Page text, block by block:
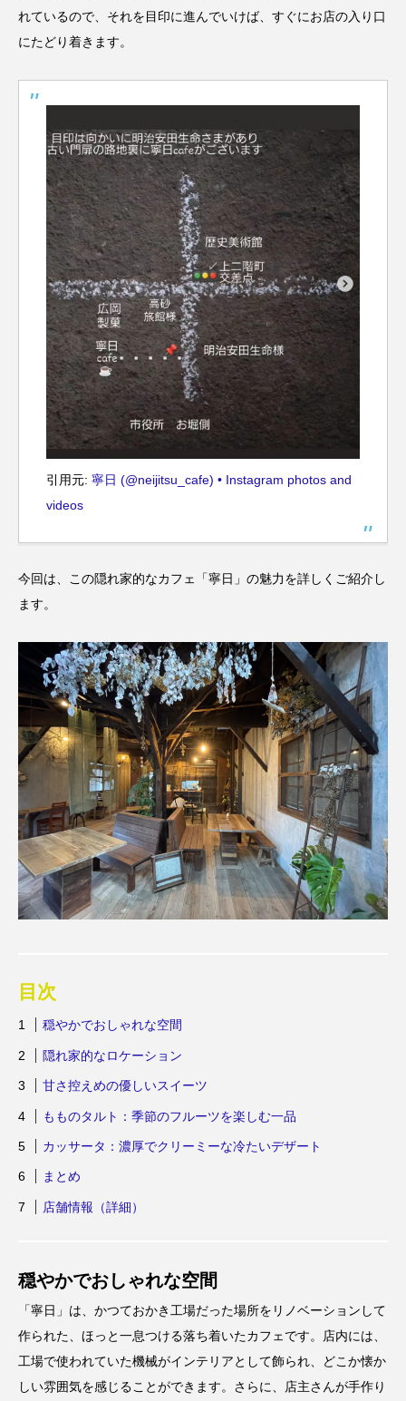
れているので、それを目印に進んでいけば、すぐにお店の入り口
にたどり着きます。
引用元: 寧日 (@neijitsu_cafe) • Instagram photos and
videos
今回は、この隠れ家的なカフェ「寧日」の魅力を詳しくご紹介し
ます。
目次
穏やかでおしゃれな空間
隠れ家的なロケーション
甘さ控えめの優しいスイーツ
もものタルト：季節のフルーツを楽しむ一品
カッサータ：濃厚でクリーミーな冷たいデザート
まとめ
店舗情報（詳細）
穏やかでおしゃれな空間
「寧日」は、かつておかき工場だった場所をリノベーションして
作られた、ほっと一息つける落ち着いたカフェです。店内には、
工場で使われていた機械がインテリアとして飾られ、どこか懐か
しい雰囲気を感じることができます。さらに、店主さんが手作り